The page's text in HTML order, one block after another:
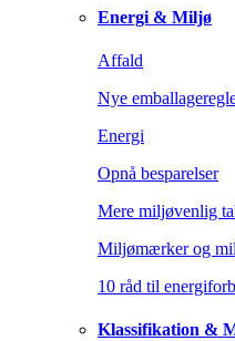
Energi & Miljø
Affald
Nye
Energi
Opnå besparelser
Mere miljøvenlig
Miljømærker og
10 råd til
Klassifikation &